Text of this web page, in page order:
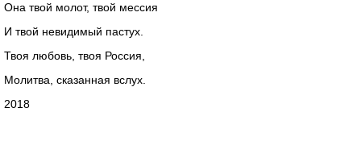
Она твой молот, твой мессия
И твой невидимый пастух.
Твоя любовь, твоя Россия,
Молитва, сказанная вслух.
2018